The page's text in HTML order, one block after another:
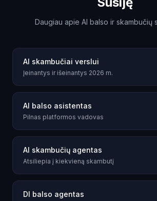
Daugiau apie AI balso ir skambučių
AI skambučiai verslui
Įeinantys ir išeinantys 2026 m.
AI balso asistentas
Pilnas platformos vadovas
AI skambučių agentas
Atsiliepia į kiekvieną skambutį
DI balso agentas